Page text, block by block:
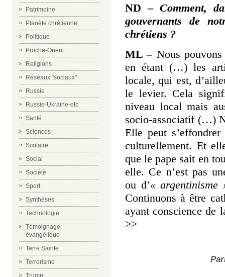
Patrimoine
Planète chrétienne
Politique
Proche-Orient
Religions
Réseaux "sociaux"
Russie
Russie-Ukraine-etc
Santé
Sciences
Scolaire
Social
Société
Sport
Synthèses
Technologie
Témoignage
évangélique
Terre Sainte
Terrorisme
Trump
ND –Comment,
gouvernants de
chrétiens ?
ML –Nous pouvons
en étant (…) les
locale, qui est,
le levier. Cela
niveau local mais
socio-associatif (…)
Elle peut
culturellement. Et
que le pape sait en
elle. Ce n’est pas
ou d’« argentinisme
Continuons à être
ayant conscience de
>>